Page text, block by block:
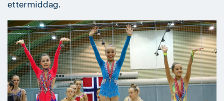
ettermiddag.